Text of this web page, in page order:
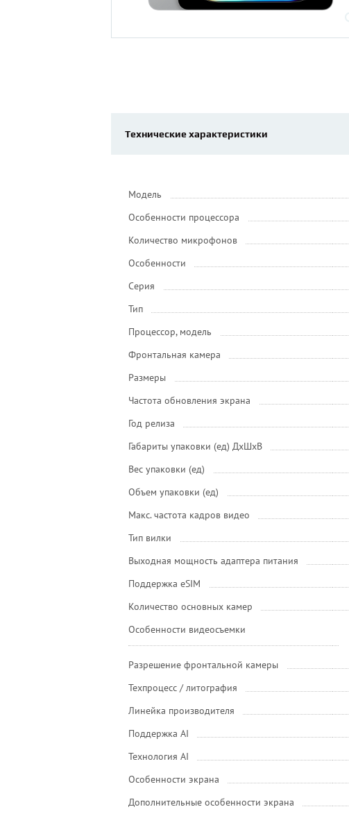
Технические характеристики
Модель
Особенности процессора
Количество микрофонов
Особенности
Серия
Тип
Процессор, модель
Фронтальная камера
Размеры
Частота обновления экрана
Год релиза
Габариты упаковки (ед) ДхШхВ
Вес упаковки (ед)
Объем упаковки (ед)
Макс. частота кадров видео
Тип вилки
Выходная мощность адаптера питания
Поддержка eSIM
Количество основных камер
Особенности видеосъемки
Разрешение фронтальной камеры
Техпроцесс / литография
Линейка производителя
Поддержка AI
Технология AI
Особенности экрана
Дополнительные особенности экрана